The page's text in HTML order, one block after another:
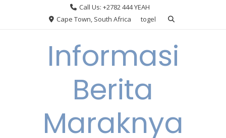
Call Us: +2782 444 YEAH
Cape Town, South Africa
togel
Informasi
Berita
Maraknya